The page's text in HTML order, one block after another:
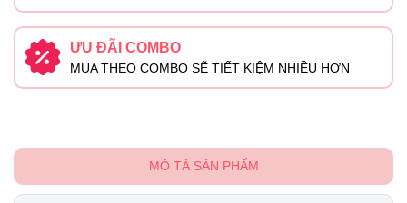
ƯU ĐÃI COMBO
MUA THEO COMBO SẼ TIẾT KIỆM NHIỀU HƠN
MÔ TẢ SẢN PHẨM